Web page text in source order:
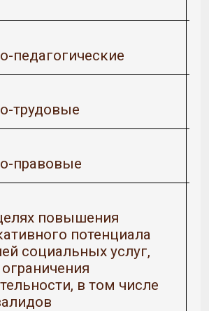
педагогические
трудовые
правовые
повышения
потенциала
социальных услуг,
в том числе